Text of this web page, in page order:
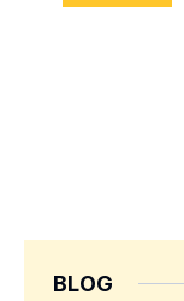
BLOG